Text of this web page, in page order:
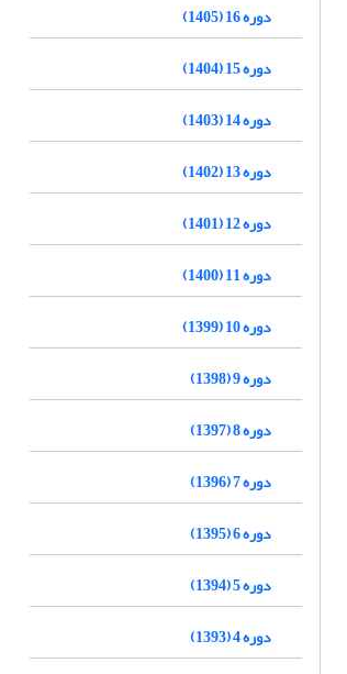
دوره 16 (1405)
دوره 15 (1404)
دوره 14 (1403)
دوره 13 (1402)
دوره 12 (1401)
دوره 11 (1400)
دوره 10 (1399)
دوره 9 (1398)
دوره 8 (1397)
دوره 7 (1396)
دوره 6 (1395)
دوره 5 (1394)
دوره 4 (1393)